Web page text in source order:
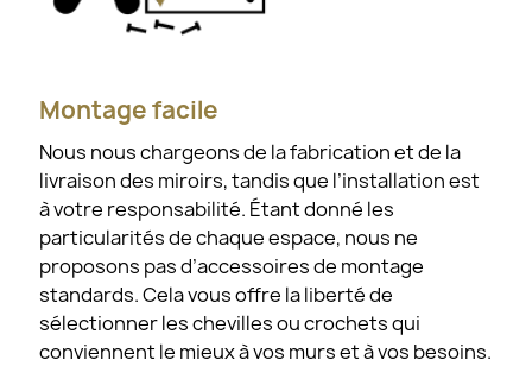
Montage facile
Nous nous chargeons de la fabrication et de la
livraison des miroirs, tandis que l’installation est
à votre responsabilité. Étant donné les
particularités de chaque espace, nous ne
proposons pas d’accessoires de montage
standards. Cela vous offre la liberté de
sélectionner les chevilles ou crochets qui
conviennent le mieux à vos murs et à vos besoins.